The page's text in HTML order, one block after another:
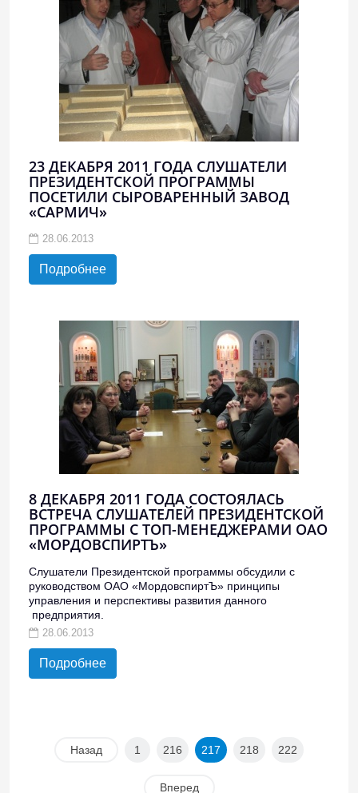
23 ДЕКАБРЯ 2011 ГОДА СЛУШАТЕЛИ
ПРЕЗИДЕНТСКОЙ ПРОГРАММЫ
ПОСЕТИЛИ СЫРОВАРЕННЫЙ ЗАВОД
«САРМИЧ»
28.06.2013
Подробнее
8 ДЕКАБРЯ 2011 ГОДА СОСТОЯЛАСЬ
ВСТРЕЧА СЛУШАТЕЛЕЙ ПРЕЗИДЕНТСКОЙ
ПРОГРАММЫ С ТОП-МЕНЕДЖЕРАМИ ОАО
«МОРДОВСПИРТЪ»
Слушатели Президентской программы обсудили с
руководством ОАО «МордовспиртЪ» принципы
управления и перспективы развития данного
предприятия.
28.06.2013
Подробнее
Назад 1 216 217 218 222
Вперед